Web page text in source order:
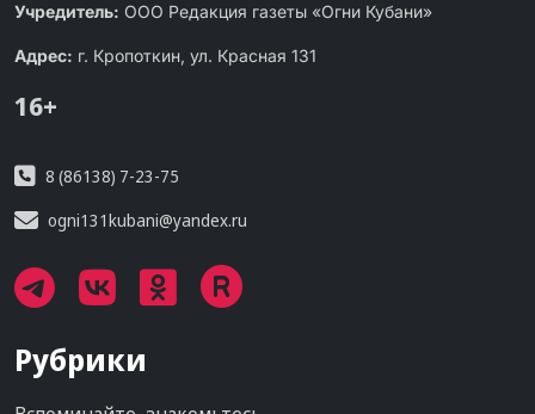
Учредитель: ООО Редакция газеты «Огни Кубани»
Адрес: г. Кропоткин, ул. Красная 131
16+
8 (86138) 7-23-75
ogni131kubani@yandex.ru
Рубрики